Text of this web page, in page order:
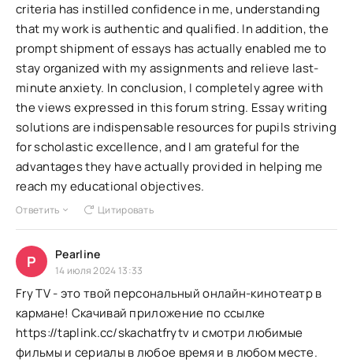
criteria has instilled confidence in me, understanding
that my work is authentic and qualified. In addition, the
prompt shipment of essays has actually enabled me to
stay organized with my assignments and relieve last-
minute anxiety. In conclusion, I completely agree with
the views expressed in this forum string. Essay writing
solutions are indispensable resources for pupils striving
for scholastic excellence, and I am grateful for the
advantages they have actually provided in helping me
reach my educational objectives.
Ответить Цитировать
P Pearline
14 июля 2024 13:33
Fry TV - это твой персональный онлайн-кинотеатр в
кармане! Скачивай приложение по ссылке
https://taplink.cc/skachatfrytv и смотри любимые
фильмы и сериалы в любое время и в любом месте.